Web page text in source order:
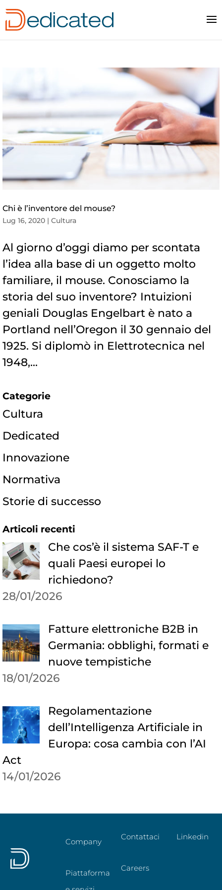
Chi è l’inventore del mouse?
Lug 16, 2020 | Cultura
Al giorno d’oggi diamo per scontata
l’idea alla base di un oggetto molto
familiare, il mouse. Conosciamo la
storia del suo inventore? Intuizioni
geniali Douglas Engelbart è nato a
Portland nell’Oregon il 30 gennaio del
1925. Si diplomò in Elettrotecnica nel
1948,...
Categorie
Cultura
Dedicated
Innovazione
Normativa
Storie di successo
Articoli recenti
Che cos’è il sistema SAF-T e
quali Paesi europei lo
richiedono?
28/01/2026
Fatture elettroniche B2B in
Germania: obblighi, formati e
nuove tempistiche
18/01/2026
Regolamentazione
dell’Intelligenza Artificiale in
Europa: cosa cambia con l’AI
Act
14/01/2026
Company
Piattaforma
Contattaci
Careers
Linkedin